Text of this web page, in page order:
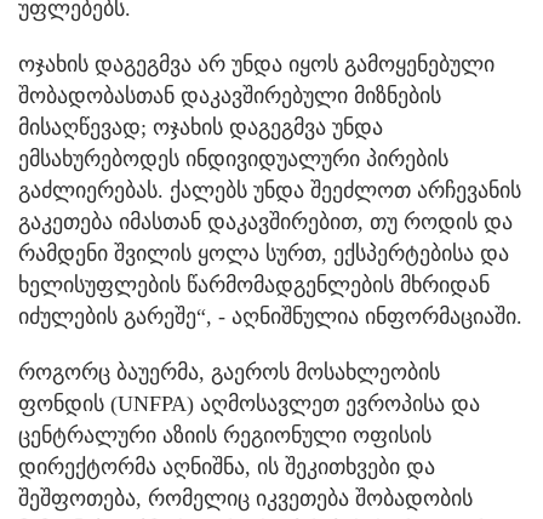
უფლებებს.
ოჯახის დაგეგმვა არ უნდა იყოს გამოყენებული
შობადობასთან დაკავშირებული მიზნების
მისაღწევად; ოჯახის დაგეგმვა უნდა
ემსახურებოდეს ინდივიდუალური პირების
გაძლიერებას. ქალებს უნდა შეეძლოთ არჩევანის
გაკეთება იმასთან დაკავშირებით, თუ როდის და
რამდენი შვილის ყოლა სურთ, ექსპერტებისა და
ხელისუფლების წარმომადგენლების მხრიდან
იძულების გარეშე“, - აღნიშნულია ინფორმაციაში.
როგორც ბაუერმა, გაეროს მოსახლეობის
ფონდის (UNFPA) აღმოსავლეთ ევროპისა და
ცენტრალური აზიის რეგიონული ოფისის
დირექტორმა აღნიშნა, ის შეკითხვები და
შეშფოთება, რომელიც იკვეთება შობადობის